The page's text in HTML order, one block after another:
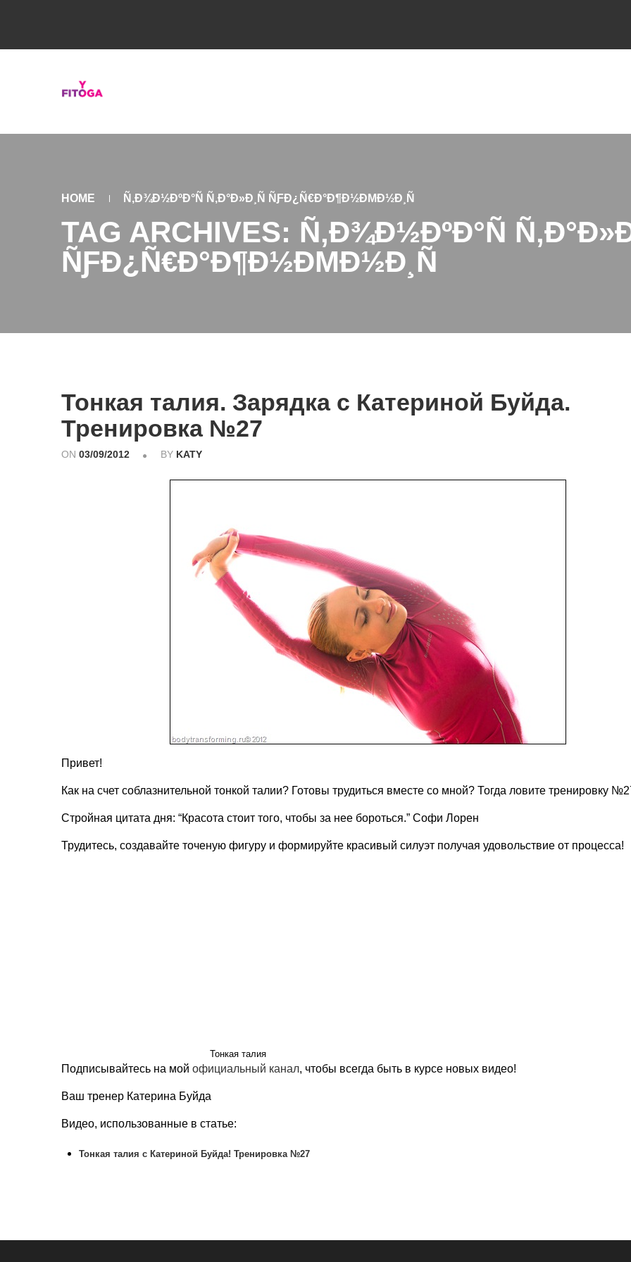
HOME Ñ‚Ð¾Ð½ÐºÐ°Ñ Ñ‚Ð°Ð»Ð¸Ñ ÑƑÐ¿Ñ€Ð°Ð¶Ð½ÐΜÐ½Ð¸Ñ
TAG ARCHIVES: Ñ‚Ð¾Ð½ÐºÐ°Ñ
ÑƑÐ¿Ñ€Ð°Ð¶Ð½ÐΜÐ½Ð¸Ñ
Тонкая талия. Зарядка с Катериной Буйда.
Тренировка №27
ON 03/09/2012 BY KATY
Привет!
Как на счет соблазнительной тонкой талии? Готовы трудиться вместе со мной? Тогда ловите тренировку
Стройная цитата дня: “Красота стоит того, чтобы за нее бороться.” Софи Лорен
Трудитесь, создавайте точеную фигуру и формируйте красивый силуэт получая удовольствие от процесса!
Тонкая талия
Подписывайтесь на мой официальный канал, чтобы всегда быть в курсе новых видео!
Ваш тренер Катерина Буйда
Видео, использованные в статье:
Тонкая талия с Катериной Буйда! Тренировка №27